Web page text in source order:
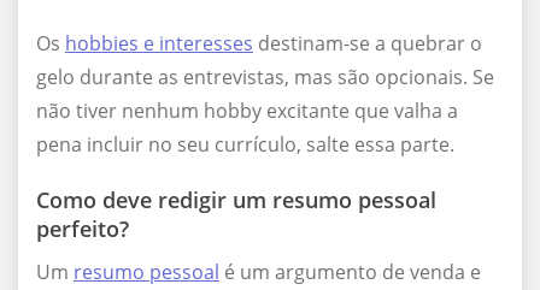
Os hobbies e interesses destinam-se a quebrar o
gelo durante as entrevistas, mas são opcionais. Se
não tiver nenhum hobby excitante que valha a
pena incluir no seu currículo, salte essa parte.
Como deve redigir um resumo pessoal
perfeito?
Um resumo pessoal é um argumento de venda e